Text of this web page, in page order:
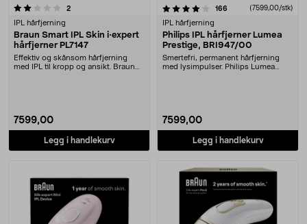
2anmeldelser
IPL hårfjerning
Braun Smart IPL Skin i·expert
hårfjerner PL7147
Effektiv og skånsom hårfjerning
med IPL til kropp og ansikt. Braun
7599,00
Legg i handlekurv
4.0 av 5 stjerner 166 anmeldelser(7599,00/stk)
IPL hårfjerning
Philips IPL hårfjerner Lumea
Prestige, BRI947/00
Smertefri, permanent hårfjerning
med lysimpulser. Philips Lumea
7599,00
Legg i handlekurv